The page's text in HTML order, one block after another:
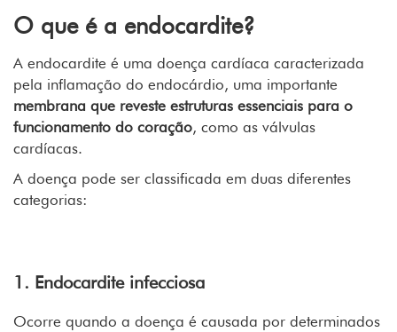
O que é a endocardite?
A endocardite é uma doença cardíaca caracterizada
pela inflamação do endocárdio, uma importante
membrana que reveste estruturas essenciais para o
funcionamento do coração, como as válvulas
cardíacas.
A doença pode ser classificada em duas diferentes
categorias:
1. Endocardite infecciosa
Ocorre quando a doença é causada por determinados